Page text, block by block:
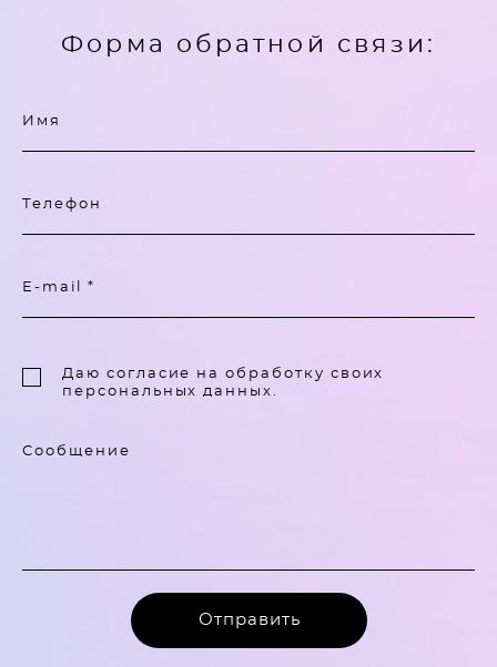
Форма обратной связи:
Имя
Телефон
E-mail *
Даю согласие на обработку своих
персональных данных.
Сообщение
Отправить